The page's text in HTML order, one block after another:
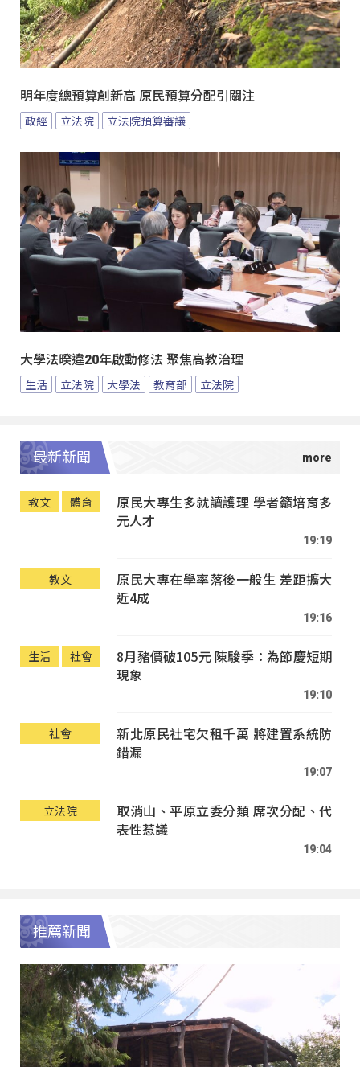
明年度總預算創新高 原民預算分配引關注
政經 立法院 立法院預算審議
大學法暌違20年啟動修法 聚焦高教治理
生活 立法院 大學法 教育部 立法院
最新新聞
教文 體育
原民大專生多就讀護理 學者籲培育多
元人才
19:19
教文
原民大專在學率落後一般生 差距擴大
近4成
19:16
生活 社會
8月豬價破105元 陳駿季：為節慶短期
現象
19:10
社會
新北原民社宅欠租千萬 將建置系統防
錯漏
19:07
立法院
取消山、平原立委分類 席次分配、代
表性惹議
19:04
推薦新聞